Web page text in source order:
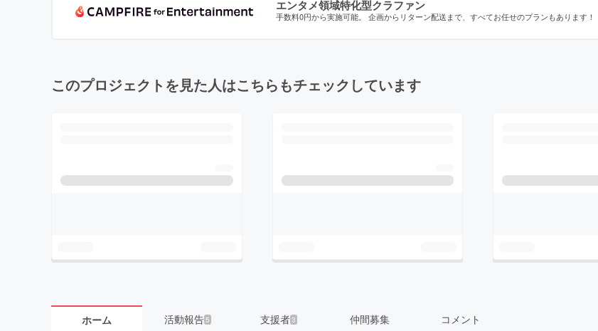
エンタメ領域特化型クラファン
手数料0円から実施可能。 企画からリターン配送まで、すべてお任せのプランもあります！
このプロジェクトを見た人はこちらもチェックしています
ホーム 活動報告5 支援者3 仲間募集 コメント